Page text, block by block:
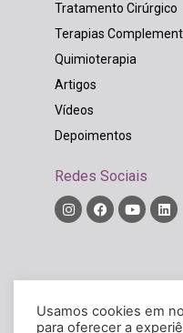
Tratamento Cirúrgico
Terapias
Quimioterapia
Artigos
Vídeos
Depoimentos
Redes Sociais
Rodrigo
Usamos cookies em
para oferecer a